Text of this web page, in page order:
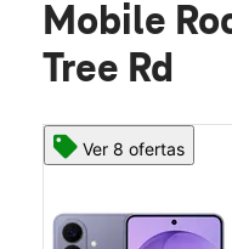
Mobile
Tree Rd
Ver 8 ofertas